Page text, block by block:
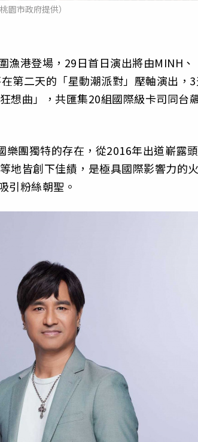
園市政府提供）
港登場，29日首日演出將由MINH、
第二天的「星動潮派對」壓軸演出，
想曲」，共匯集20組國際級卡司同台
樂團獨特的存在，從2016年出道嶄露頭
地皆創下佳績，是極具國際影響力的
引粉絲朝聖。